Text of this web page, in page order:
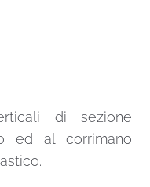
di sezione
ed al corrimano